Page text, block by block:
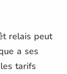
relais peut
a ses
tarifs